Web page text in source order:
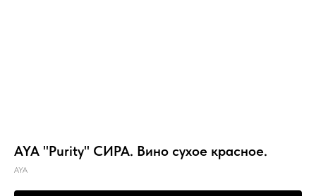
AYA "Purity" СИРА. Вино сухое красное.
AYA